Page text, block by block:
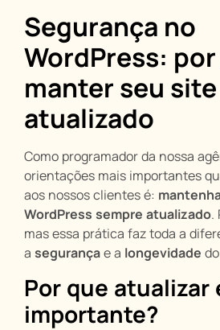
Segurança no
WordPress:
manter seu
atualizado
Como programador da nossa
orientações mais importantes
aos nossos clientes é:
WordPress sempre atualizado.
mas essa prática faz toda a
a segurançae a longevidade
Por que atualizar
importante?